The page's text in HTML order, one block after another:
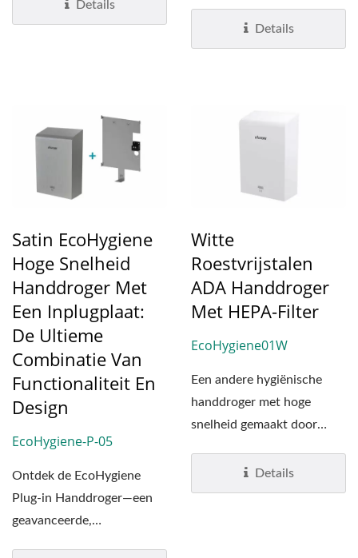
Details
ontworpen...Details
Satin EcoHygiene
Hoge Snelheid
Handdroger Met
Een Inplugplaat:
De Ultieme
Combinatie Van
Functionaliteit En
Design
EcoHygiene-P-05
Ontdek de EcoHygiene
Plug-in Handdroger—een
geavanceerde,
Witte
Roestvrijstalen
ADA Handdroger
Met HEPA-Filter
EcoHygiene01W
Een andere hygiënische
handdroger met hoge
snelheid gemaakt door
handdroger...Details